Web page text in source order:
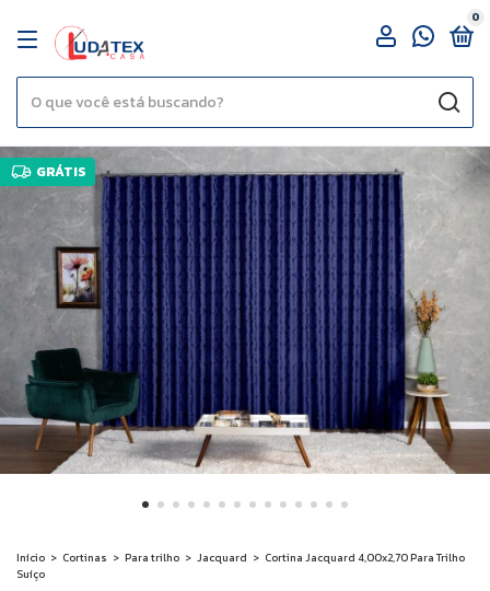
0
GRÁTIS
Início > Cortinas > Para trilho > Jacquard > Cortina Jacquard 4,00x2,70 Para Trilho
Suíço